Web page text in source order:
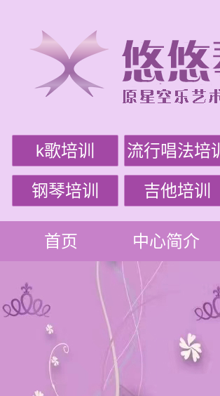
k歌培训 流行唱法培训
钢琴培训 吉他培训
首页 中心简介